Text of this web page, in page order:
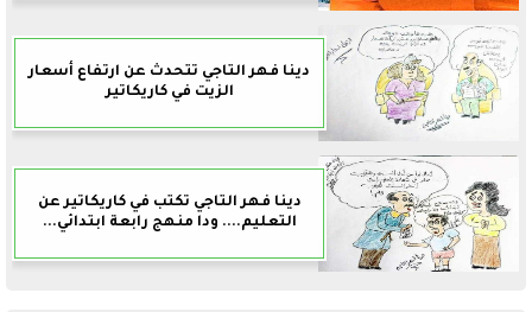
دينا فهر التاجي تتحدث عن ارتفاع أسعار
الزيت في كاريكاتير
دينا فهر التاجي تكتب في كاريكاتير عن
التعليم.... ودا منهج رابعة ابتدائي...